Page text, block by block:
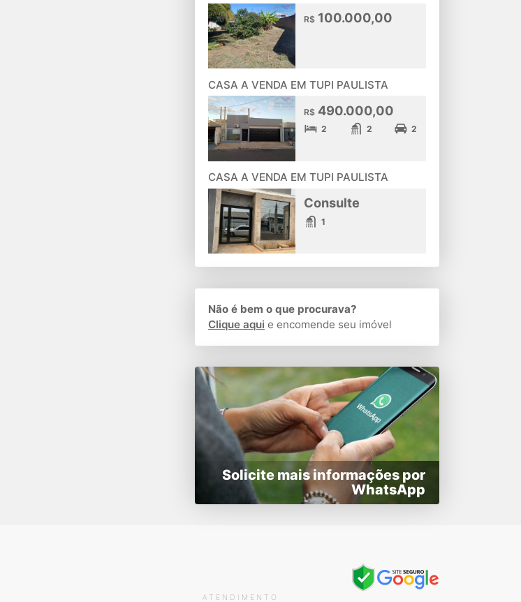
R$100.000,00
CASA A VENDA EM TUPI PAULISTA
R$490.000,00
2 2 2
CASA A VENDA EM TUPI PAULISTA
Consulte
1
Não é bem o que procurava?
Clique aqui e encomende seu imóvel
Solicite mais informações por
WhatsApp
ATENDIMENTO